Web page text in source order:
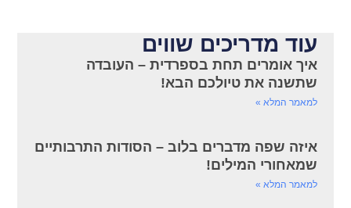
עוד מדריכים שווים
איך אומרים תחת בספרדית – העובדה
שתשנה את טיולכם הבא!
למאמר המלא »
איזה שפה מדברים בלוב – הסודות התרבותיים
שמאחורי המילים!
למאמר המלא »